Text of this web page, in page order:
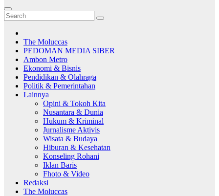
The Moluccas
PEDOMAN MEDIA SIBER
Ambon Metro
Ekonomi & Bisnis
Pendidikan & Olahraga
Politik & Pemerintahan
Lainnya
Opini & Tokoh Kita
Nusantara & Dunia
Hukum & Kriminal
Jurnalisme Aktivis
Wisata & Budaya
Hiburan & Kesehatan
Konseling Rohani
Iklan Baris
Fhoto & Video
Redaksi
The Moluccas